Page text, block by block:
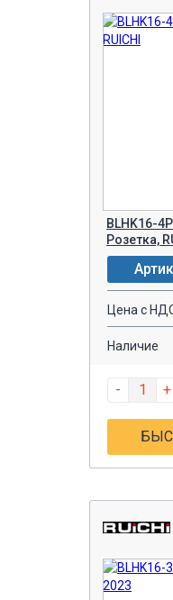
BLHK16-
Розетка,
Цена с
Наличие
- +